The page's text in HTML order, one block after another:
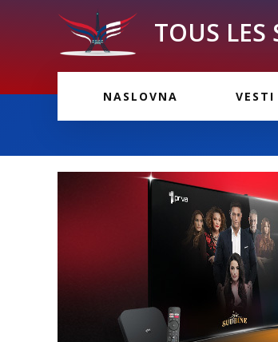
TOUS LES
NASLOVNA VESTI